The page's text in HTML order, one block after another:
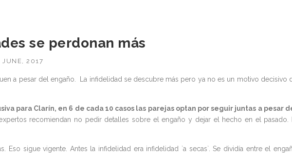
se perdonan más
JUNE, 2017
a pesar del engaño. La infidelidad se descubre más pero ya no es un motivo decisivo
para Clarín, en 6 de cada 10 casos las parejas optan por seguir juntas a pesar
recomiendan no pedir detalles sobre el engaño y dejar el hecho en el pasado.
Eso sigue vigente. Antes la infidelidad era infidelidad `a secas`. Se dividía entre el